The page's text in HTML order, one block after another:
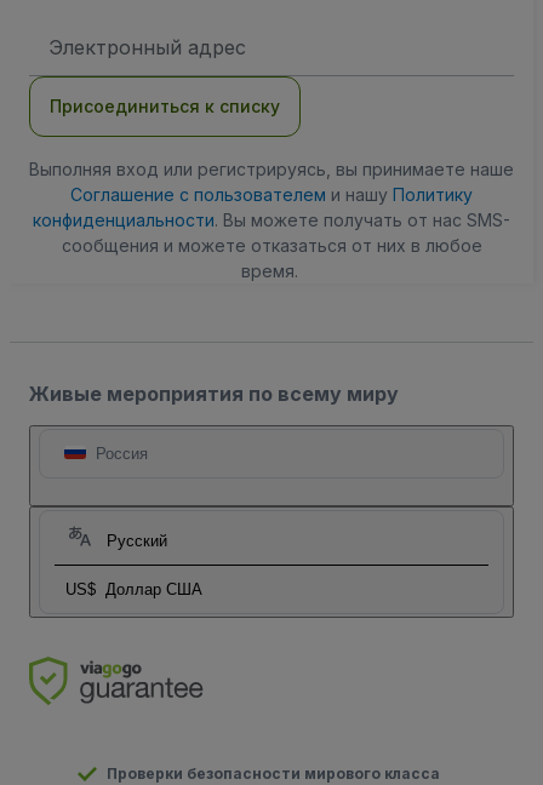
электронной
Присоединиться к списку
Выполняя вход или регистрируясь, вы принимаете наше
Соглашение с пользователем и нашу Политику
конфиденциальности. Вы можете получать от нас SMS-
сообщения и можете отказаться от них в любое
время.
Живые мероприятия по всему миру
Россия
Русский
US$ Доллар США
Проверки безопасности мирового класса